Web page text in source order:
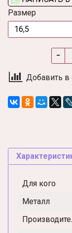
Размер
Добавить в
Для кого
Металл